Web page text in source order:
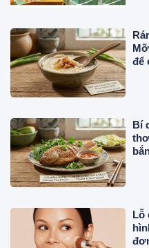
để
Bí
Lỗ